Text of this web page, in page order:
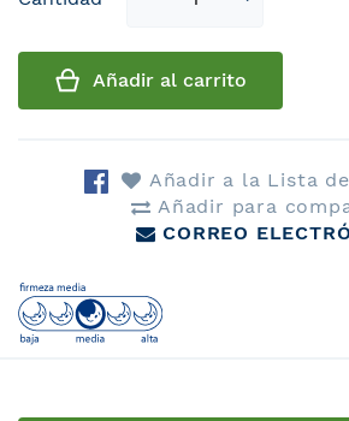
Añadir al carrito
Añadir a la Lista
Añadir para
CORREO